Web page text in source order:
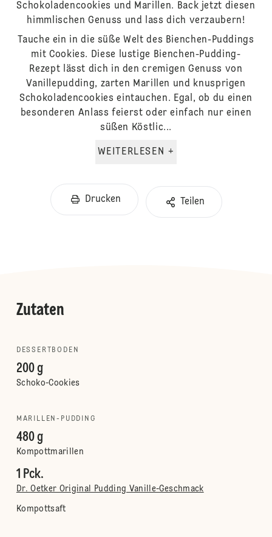
Schokoladencookies und Marillen. Back jetzt diesen
himmlischen Genuss und lass dich verzaubern!
Tauche ein in die süße Welt des Bienchen-Puddings
mit Cookies. Diese lustige Bienchen-Pudding-
Rezept lässt dich in den cremigen Genuss von
Vanillepudding, zarten Marillen und knusprigen
Schokoladencookies eintauchen. Egal, ob du einen
besonderen Anlass feierst oder einfach nur einen
süßen Köstlic...
WEITERLESEN +
Drucken Teilen
Zutaten
DESSERTBODEN
200 g
Schoko-Cookies
MARILLEN-PUDDING
480 g
Kompottmarillen
1 Pck.
Dr. Oetker Original Pudding Vanille-Geschmack
Kompottsaft